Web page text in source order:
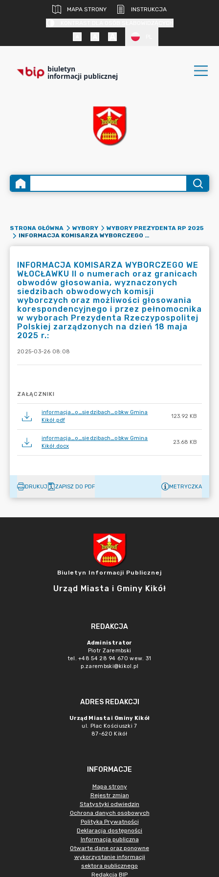
MAPA STRONY
INSTRUKCJA
biuletyn
informacji publicznej
STRONA GŁÓWNA WYBORY
WYBORY PREZYDENTA RP 2025
INFORMACJA KOMISARZA WYBORCZEGO WE WŁOCŁAWKU II O NUMERACH ORAZ GRANICACH OBWODÓW GŁOSOWANIA, WYZNACZONYCH SIEDZIBACH OBWODOWYCH KOMISJI WYBORCZYCH ORAZ MOŻLIWOŚCI GŁOSOWANIA KORESPONDENCYJNEGO I PRZEZ PEŁNOMOCNIKA W WYBORACH PREZYDENTA RZECZYPOSPOLITEJ POLSKIEJ ZARZĄDZONYCH NA DZIEŃ 18 MAJA 2025 R.:
INFORMACJA KOMISARZA WYBORCZEGO WE
WŁOCŁAWKU II o numerach oraz granicach
obwodów głosowania, wyznaczonych
siedzibach obwodowych komisji
wyborczych oraz możliwości głosowania
korespondencyjnego i przez pełnomocnika
w wyborach Prezydenta Rzeczypospolitej
Polskiej zarządzonych na dzień 18 maja
2025 r.:
2025-03-26 08:08
ZAŁĄCZNIKI
informacja_o_siedzibach_obkw Gmina
Kikół.pdf
123.92 KB
informacja_o_siedzibach_obkw Gmina
Kikół.docx
23.68 KB
DRUKUJ ZAPISZ DO PDF METRYCZKA
Biuletyn Informacji Publicznej
Urząd Miasta i Gminy Kikół
REDAKCJA
Administrator
Piotr Zarembski
tel. +48 54 28 94 670 wew. 31
p.zarembski@kikol.pl
ADRES REDAKCJI
Urząd Miasta i Gminy Kikół
ul. Plac Kościuszki 7
87-620 Kikół
INFORMACJE
Mapa strony
Rejestr zmian
Statystyki odwiedzin
Ochrona danych osobowych
Polityka Prywatności
Deklaracja dostępności
Informacja publiczna
Otwarte dane oraz ponowne
wykorzystanie informacji
sektora publicznego
Redakcja BIP